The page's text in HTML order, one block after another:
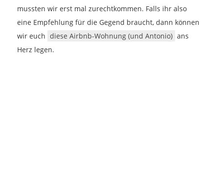
mussten wir erst mal zurechtkommen. Falls ihr also
eine Empfehlung für die Gegend braucht, dann können
wir euch diese Airbnb-Wohnung (und Antonio) ans
Herz legen.